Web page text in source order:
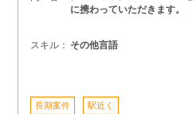
に携わっていただきます。
スキル： その他言語
長期案件 駅近く